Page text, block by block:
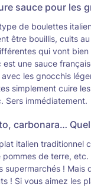
sauce pour les
de boulettes
être bouillis, cuits
qui vont
est une sauce
les gnocchis
simplement cuire
Sers immédiatement.
carbonara…
italien traditionnel
de terre,
supermarchés !
! Si vous aimez les